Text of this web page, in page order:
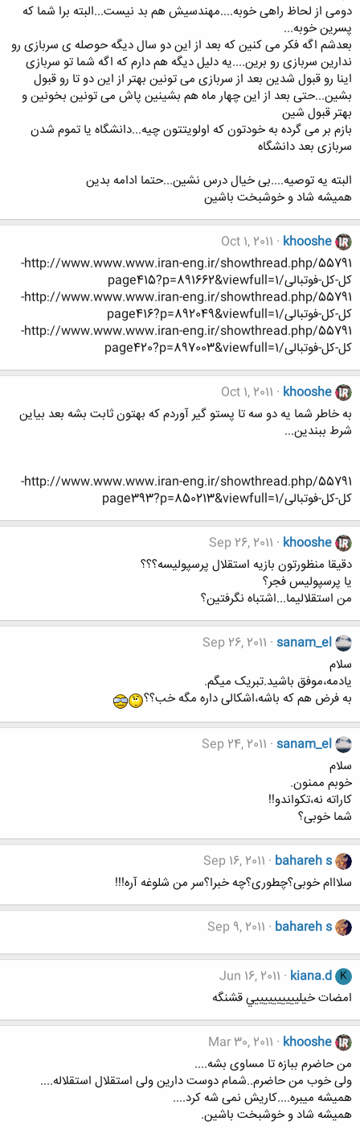
دومی از لحاظ راهی خوبه....مهندسیش هم بد نیست...البته برا شما که
پسرین خوبه...
بعدشم اگه فکر می کنین که بعد از این دو سال دیگه حوصله ی سربازی رو
ندارین سربازی رو برین....یه دلیل دیگه هم دارم که اگه شما تو سربازی
اینا رو قبول شدین بعد از سربازی می تونین بهتر از این دو تا رو قبول
بشین...حتی بعد از این چهار ماه هم بشینین پاش می تونین بخونین و
بهتر قبول شین
بازم بر می گرده به خودتون که اولویتتون چیه...دانشگاه یا تموم شدن
سربازی بعد دانشگاه
البته یه توصیه....بی خیال درس نشین...حتما ادامه بدین
همیشه شاد و خوشبخت باشین
khooshe
Oct 1, 2011
http://www.www.www.iran-eng.ir/showthread.php/55791-
كل-كل-فوتبالی/page415?p=891662&viewfull=1
http://www.www.www.iran-eng.ir/showthread.php/55791-
كل-كل-فوتبالی/page416?p=892049&viewfull=1
http://www.www.www.iran-eng.ir/showthread.php/55791-
كل-كل-فوتبالی/page420?p=897003&viewfull=1
khooshe
Oct 1, 2011
به خاطر شما یه دو سه تا پستو گیر آوردم که بهتون ثابت بشه بعد بیاین
شرط ببندین...
http://www.www.www.iran-eng.ir/showthread.php/55791-
كل-كل-فوتبالی/page393?p=850213&viewfull=1
khooshe
Sep 26, 2011
دقیقا منظورتون بازیه استقلال پرسپولیسه؟؟؟
یا پرسپولیس فجر؟
من استقلالیما...اشتباه نگرفتین؟
sanam_el
Sep 26, 2011
سلام
یادمه،موفق باشید.تبریک میگم.
به فرض هم که باشه،اشکالی داره مگه خب؟؟
sanam_el
Sep 24, 2011
سلام
خوبم ممنون.
کاراته نه،تکواندو!!
شما خوبی؟
bahareh s
Sep 16, 2011
سلااام خوبی؟چطوری؟چه خبرا؟سر من شلوغه آره!!!
bahareh s
Sep 9, 2011
K
kiana.d
Jun 16, 2011
امضات خيلييييييييييي قشنگه
khooshe
Mar 30, 2011
من حاضرم ببازه تا مساوی بشه....
ولی خوب من حاضرم..شمام دوست دارین ولی استقلال استقلاله....
همیشه میبره....کاریش نمی شه کرد....
همیشه شاد و خوشبخت باشین.